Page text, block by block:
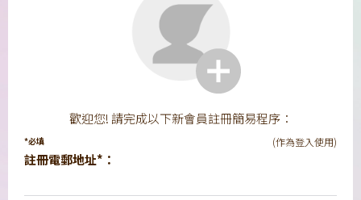
歡迎您! 請完成以下新會員註冊簡易程序：
*必填
註冊電郵地址*：
(作為登入使用)